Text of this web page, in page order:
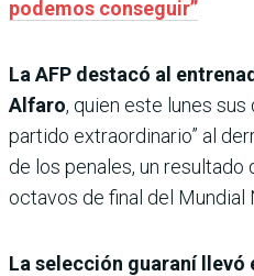
podemos conseguir”
La AFP destacó al
Alfaro, quien este lunes sus
partido extraordinario” al
de los penales, un resultado
octavos de final del Mundial
La selección guaraní llevó